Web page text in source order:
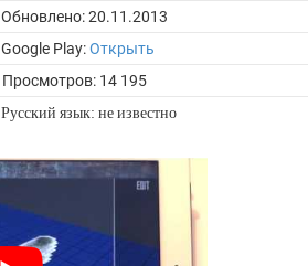
Обновлено:20.11.2013
Google Play:Открыть
Просмотров: 14 195
Русский язык: не известно